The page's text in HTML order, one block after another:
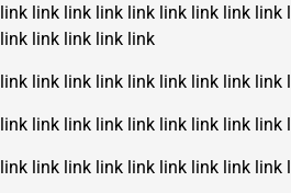
link link link link link link link link link
link link link link link
link link link link link link link link link
link link link link link link link link link
link link link link link link link link link